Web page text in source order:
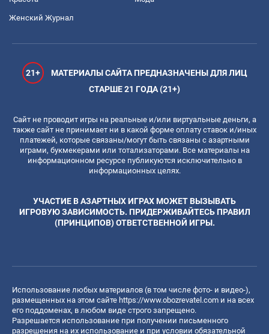
Женский Журнал
21+
МАТЕРИАЛЫ САЙТА ПРЕДНАЗНАЧЕНЫ ДЛЯ ЛИЦ
СТАРШЕ 21 ГОДА (21+)
Сайт не проводит игры на реальные и/или виртуальные деньги, а
также сайт не принимает ни в какой форме оплату ставок и/иных
платежей, которые связаны/могут быть связаны с азартными
играми, букмекерами или тотализаторами. Все материалы на
информационном ресурсе публикуются исключительно в
информационных целях.
УЧАСТИЕ В АЗАРТНЫХ ИГРАХ МОЖЕТ ВЫЗЫВАТЬ
ИГРОВУЮ ЗАВИСИМОСТЬ. ПРИДЕРЖИВАЙТЕСЬ ПРАВИЛ
(ПРИНЦИПОВ) ОТВЕТСТВЕННОЙ ИГРЫ.
Использование любых материалов (в том числе фото- и видео-),
размещенных на этом сайте https://www.obozrevatel.com и на всех
его поддоменах, в любом виде строго запрещено.
Разрешается использование при получении письменного
разрешения на их использование и при условии обязательной